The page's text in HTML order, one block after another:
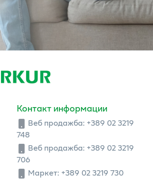
Контакт информации
Веб продажба: +389 02 3219
748
Веб продажба: +389 02 3219
706
Маркет: +389 02 3219 730